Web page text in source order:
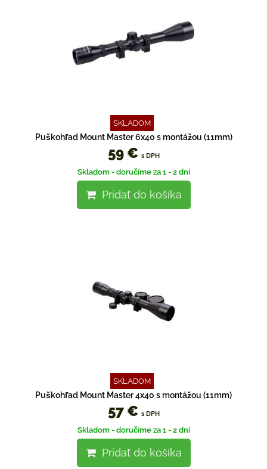
SKLADOM
Puškohľad Mount Master 6x40 s montážou (11mm)
59 € s DPH
Skladom - doručíme za 1 - 2 dni
Pridať do košíka
SKLADOM
Puškohľad Mount Master 4x40 s montážou (11mm)
57 € s DPH
Skladom - doručíme za 1 - 2 dni
Pridať do košíka